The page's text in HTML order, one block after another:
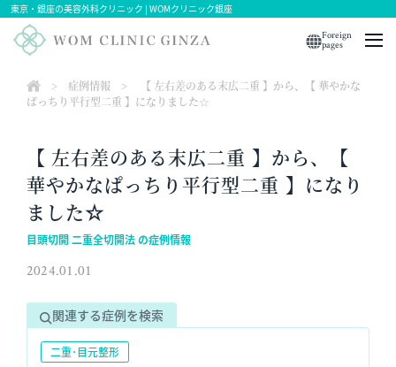
東京・銀座の美容外科クリニック | WOMクリニック銀座
Foreign
pages
> 症例情報 >
【 左右差のある末広二重 】から、【 華やかな
ぱっちり平行型二重 】になりました☆
【 左右差のある末広二重 】から、【
華やかなぱっちり平行型二重 】になり
ました☆
目頭切開 二重全切開法 の症例情報
2024.01.01
関連する症例を検索
二重･目元整形